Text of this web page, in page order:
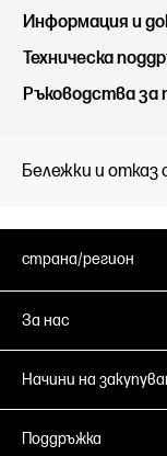
Информация и
Техническа
Ръководства за
Бележки и
страна/регион
За нас
Начини на
Поддръжка